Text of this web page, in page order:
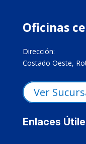
Oficinas
Dirección:
Costado Oeste,
Ver
Enlaces